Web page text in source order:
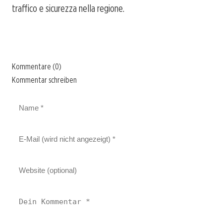
traffico e sicurezza nella regione.
Kommentare (0)
Kommentar schreiben